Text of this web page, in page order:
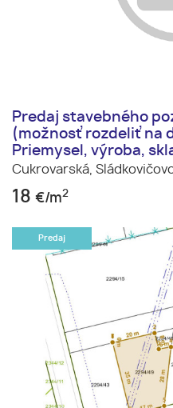
Predaj stavebného
(možnosť rozdeliť na
Priemysel, výroba,
Cukrovarská,
18 €/m2
Predaj